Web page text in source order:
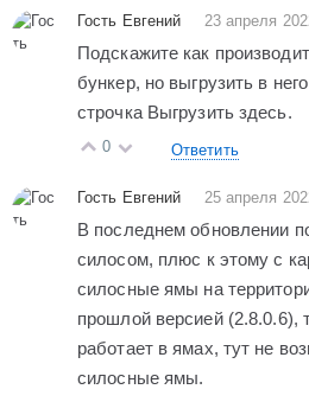
Гость Евгений 23 апреля
Подскажите как
бункер, но выгрузить в
строчка Выгрузить здесь.
0 Ответить
Гость Евгений 25 апреля
В последнем обновлении
силосом, плюс к этому с
силосные ямы на
прошлой версией (2.8.0.6),
работает в ямах, тут не
силосные ямы.